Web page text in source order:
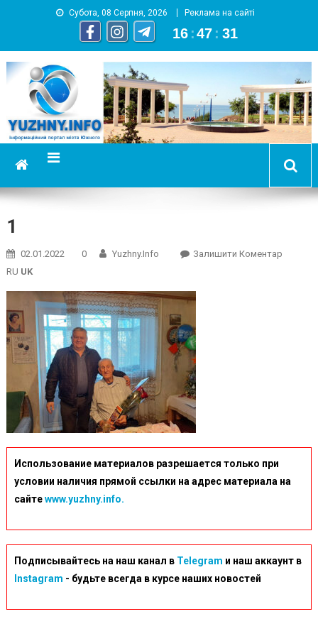
Субота, 08 Серпня, 2026 Реклама на сайті
16 :47 : 32
YUZHNY.INFO
информационный портал города Южный
1
02.01.2022 0 Yuzhny.info Залишити КоментарOn
RU UK
Использование материалов разрешается только при
условии наличия прямой ссылки на адрес материала на
сайтеwww.yuzhny.info.
Подписывайтесь на наш канал в Telegram и наш аккаунт в
Instagram - будьте всегда в курсе наших новостей